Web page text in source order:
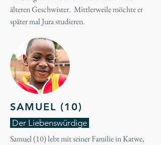
älteren Geschwister. Mittlerweile möchte er
später mal Jura studieren.
SAMUEL (10)
Der Liebenswürdige
Samuel (10) lebt mit seiner Familie in Katwe,